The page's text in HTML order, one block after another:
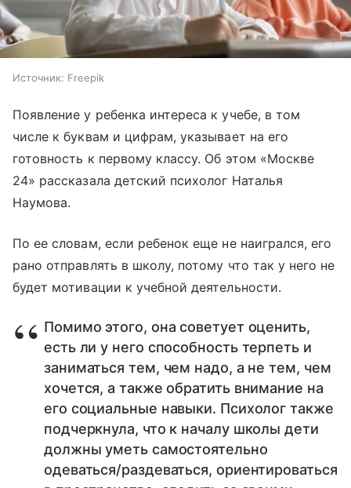
Источник: Freepik
Появление у ребенка интереса к учебе, в том
числе к буквам и цифрам, указывает на его
готовность к первому классу. Об этом «Москве
24» рассказала детский психолог Наталья
Наумова.
По ее словам, если ребенок еще не наигрался, его
рано отправлять в школу, потому что так у него не
будет мотивации к учебной деятельности.
Помимо этого, она советует оценить,
есть ли у него способность терпеть и
заниматься тем, чем надо, а не тем, чем
хочется, а также обратить внимание на
его социальные навыки. Психолог также
подчеркнула, что к началу школы дети
должны уметь самостоятельно
одеваться/раздеваться, ориентироваться